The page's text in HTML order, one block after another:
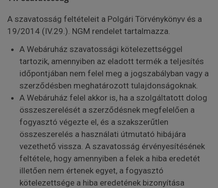
A szavatosság feltételeit a Polgári Törvénykönyv és a
19/2014 (IV.29.). NGM rendelet tartalmazza.
A Webáruház szavatossági kötelezettséggel
tartozik, amennyiben az eladott termék a teljesítés
időpontjában nem felel meg a jogszabályban vagy a
szerződésben meghatározott tulajdonságoknak.
A Webáruház felel akkor is, ha a szolgáltatott dolog
összeszerelését a szerződésnek megfelelően a
fogyasztó végezte el, és a szakszerűtlen
összeszerelés a használati útmutató hibájára
vezethető vissza. A szavatosság érvényesítésének
feltétele, hogy amennyiben a felek a hiba eredetét
illetően nem értenek egyet, a fogyasztó
kötelezettsége a hiba eredetének bizonyítása